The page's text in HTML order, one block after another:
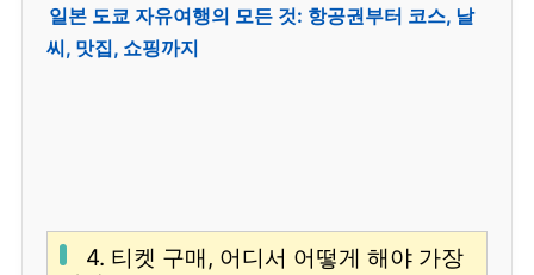
일본 도쿄 자유여행의 모든 것: 항공권부터 코스, 날
씨, 맛집, 쇼핑까지
4. 티켓 구매, 어디서 어떻게 해야 가장